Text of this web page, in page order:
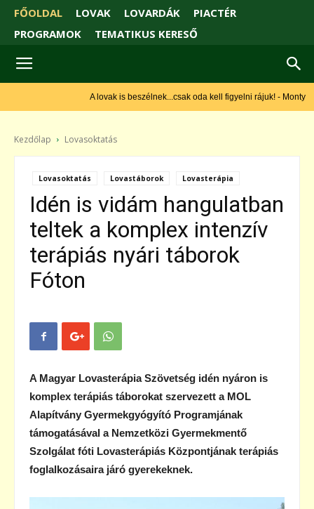
FŐOLDAL LOVAK LOVARDÁK
PIACTÉR
PROGRAMOK
TEMATIKUS KERESŐ
A lovak is beszélnek...csak oda kell figyelni rájuk! - Monty Roberts
Kezdőlap Lovasoktatás
Lovasoktatás Lovastáborok Lovasterápia
Idén is vidám hangulatban
teltek a komplex intenzív
terápiás nyári táborok
Fóton
A Magyar Lovasterápia Szövetség idén nyáron is
komplex terápiás táborokat szervezett a MOL
Alapítvány Gyermekgyógyító Programjának
támogatásával a Nemzetközi Gyermekmentő
Szolgálat fóti Lovasterápiás Központjának terápiás
foglalkozásaira járó gyerekeknek.